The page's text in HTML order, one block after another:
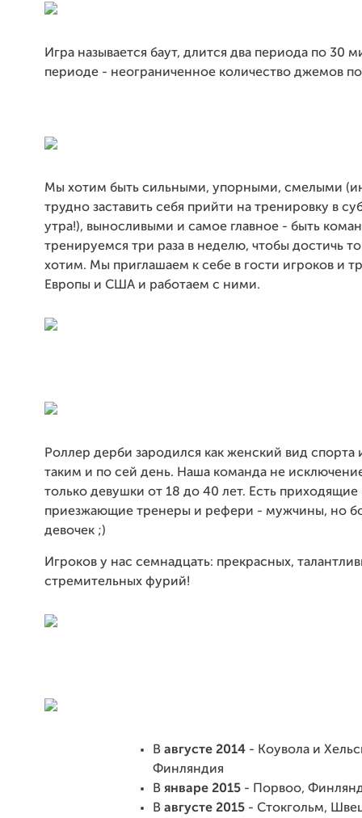
Игра называется баут, длится два периода по 30
периоде - неограниченное количество джемов
Мы хотим быть сильными, упорными, смелыми
трудно заставить себя прийти на тренировку в
утра!), выносливыми и самое главное - быть
тренируемся три раза в неделю, чтобы достичь
хотим. Мы приглашаем к себе в гости игроков и
Европы и США и работаем с ними.
Роллер дерби зародился как женский вид спорта
таким и по сей день. Наша команда не
только девушки от 18 до 40 лет. Есть приходящие
приезжающие тренеры и рефери - мужчины, но
девочек ;)
Игроков у нас семнадцать: прекрасных,
стремительных фурий!
В августе 2014 - Коувола и
Финляндия
В январе 2015 - Порвоо,
В августе 2015 - Стокгольм,